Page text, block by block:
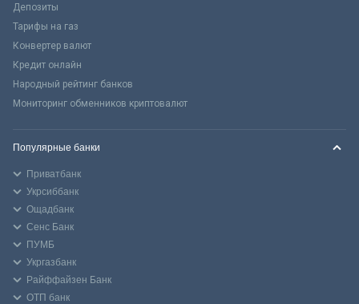
Депозиты
Тарифы на газ
Конвертер валют
Кредит онлайн
Народный рейтинг банков
Мониторинг обменников криптовалют
Популярные банки
Приватбанк
Укрсиббанк
Ощадбанк
Сенс Банк
ПУМБ
Укргазбанк
Райффайзен Банк
ОТП банк